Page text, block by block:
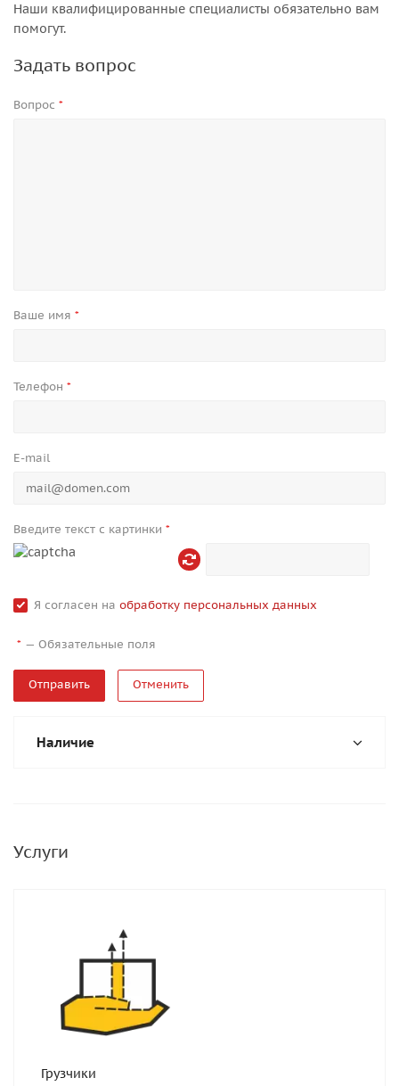
Наши квалифицированные специалисты обязательно вам
помогут.
Задать вопрос
Вопрос *
Ваше имя *
Телефон *
E-mail
Введите текст с картинки *
Я согласен на обработку персональных данных
* — Обязательные поля
Отменить
Наличие
Услуги
Грузчики